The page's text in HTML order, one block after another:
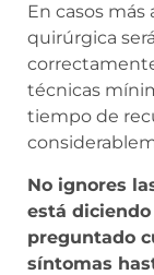
En casos
quirúrgica
técnicas
tiempo de
No ignores
está
preguntado
síntomas